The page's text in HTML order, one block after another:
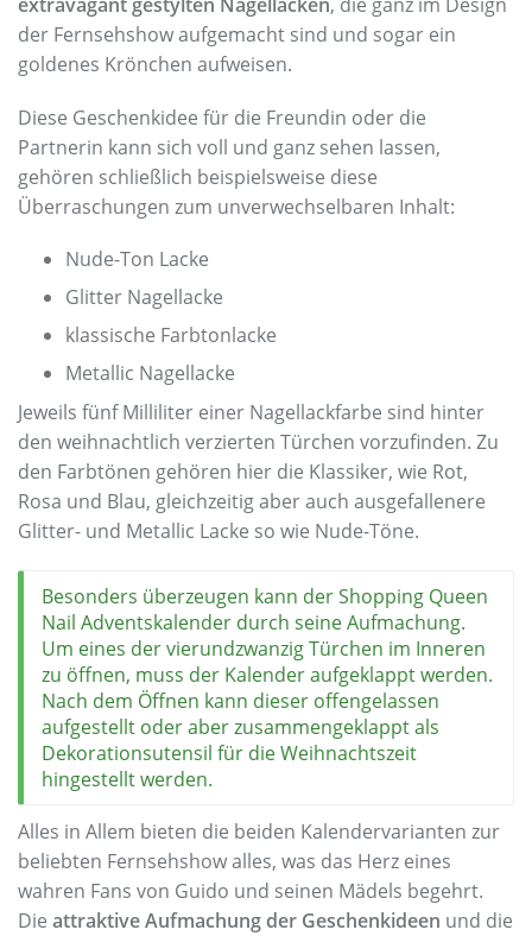
der Fernsehshow aufgemacht sind und sogar ein
goldenes Krönchen aufweisen.
Diese Geschenkidee für die Freundin oder die
Partnerin kann sich voll und ganz sehen lassen,
gehören schließlich beispielsweise diese
Überraschungen zum unverwechselbaren Inhalt:
Nude-Ton Lacke
Glitter Nagellacke
klassische Farbtonlacke
Metallic Nagellacke
Jeweils fünf Milliliter einer Nagellackfarbe sind hinter
den weihnachtlich verzierten Türchen vorzufinden. Zu
den Farbtönen gehören hier die Klassiker, wie Rot,
Rosa und Blau, gleichzeitig aber auch ausgefallenere
Glitter- und Metallic Lacke so wie Nude-Töne.
Besonders überzeugen kann der Shopping Queen
Nail Adventskalender durch seine Aufmachung.
Um eines der vierundzwanzig Türchen im Inneren
zu öffnen, muss der Kalender aufgeklappt werden.
Nach dem Öffnen kann dieser offengelassen
aufgestellt oder aber zusammengeklappt als
Dekorationsutensil für die Weihnachtszeit
hingestellt werden.
Alles in Allem bieten die beiden Kalendervarianten zur
beliebten Fernsehshow alles, was das Herz eines
wahren Fans von Guido und seinen Mädels begehrt.
Die attraktive Aufmachung der Geschenkideen und die